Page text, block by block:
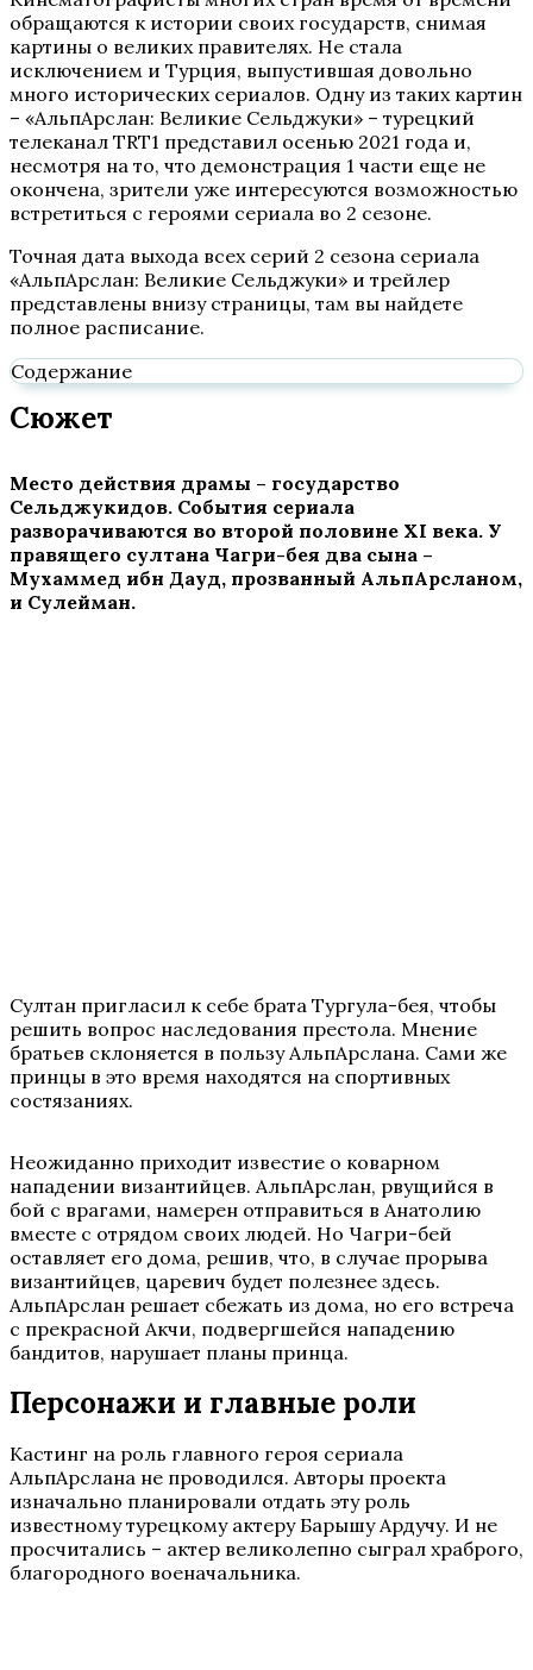
обращаются к истории своих государств, снимая
картины о великих правителях. Не стала
исключением и Турция, выпустившая довольно
много исторических сериалов. Одну из таких картин
– «АльпАрслан: Великие Сельджуки» – турецкий
телеканал TRT1 представил осенью 2021 года и,
несмотря на то, что демонстрация 1 части еще не
окончена, зрители уже интересуются возможностью
встретиться с героями сериала во 2 сезоне.
Точная дата выхода всех серий 2 сезона сериала
«АльпАрслан: Великие Сельджуки» и трейлер
представлены внизу страницы, там вы найдете
полное расписание.
Содержание
Сюжет
Место действия драмы – государство
Сельджукидов. События сериала
разворачиваются во второй половине XI века. У
правящего султана Чагри-бея два сына –
Мухаммед ибн Дауд, прозванный АльпАрсланом,
и Сулейман.
Султан пригласил к себе брата Тургула-бея, чтобы
решить вопрос наследования престола. Мнение
братьев склоняется в пользу АльпАрслана. Сами же
принцы в это время находятся на спортивных
состязаниях.
Неожиданно приходит известие о коварном
нападении византийцев. АльпАрслан, рвущийся в
бой с врагами, намерен отправиться в Анатолию
вместе с отрядом своих людей. Но Чагри-бей
оставляет его дома, решив, что, в случае прорыва
византийцев, царевич будет полезнее здесь.
АльпАрслан решает сбежать из дома, но его встреча
с прекрасной Акчи, подвергшейся нападению
бандитов, нарушает планы принца.
Персонажи и главные роли
Кастинг на роль главного героя сериала
АльпАрслана не проводился. Авторы проекта
изначально планировали отдать эту роль
известному турецкому актеру Барышу Ардучу. И не
просчитались – актер великолепно сыграл храброго,
благородного военачальника.